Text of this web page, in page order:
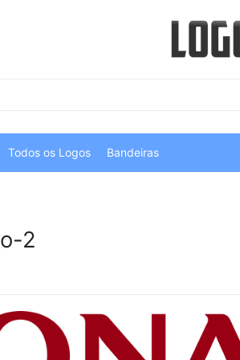
Todos os Logos Bandeiras
2